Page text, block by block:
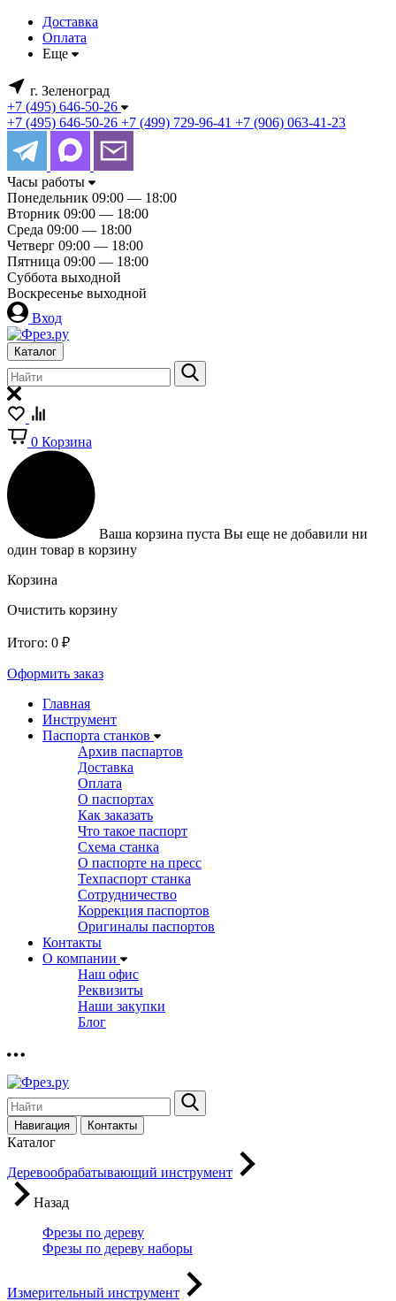
Доставка
Оплата
Еще
г. Зеленоград
+7 (495) 646-50-26
+7 (495) 646-50-26 +7 (499) 729-96-41 +7 (906) 063-41-23
Часы работы
Понедельник 09:00 — 18:00
Вторник 09:00 — 18:00
Среда 09:00 — 18:00
Четверг 09:00 — 18:00
Пятница 09:00 — 18:00
Суббота выходной
Воскресенье выходной
Вход
Каталог
0 Корзина
Ваша корзина пуста Вы еще не добавили ни
один товар в корзину
Корзина
Очистить корзину
Итого: 0 ₽
Оформить заказ
Главная
Инструмент
Паспорта станков
Архив паспартов
Доставка
Оплата
О паспортах
Как заказать
Что такое паспорт
Схема станка
О паспорте на пресс
Техпаспорт станка
Сотрудничество
Коррекция паспортов
Оригиналы паспортов
Контакты
О компании
Наш офис
Реквизиты
Наши закупки
Блог
Навигация Контакты
Каталог
Деревообрабатывающий инструмент
Назад
Фрезы по дереву
Фрезы по дереву наборы
Измерительный инструмент